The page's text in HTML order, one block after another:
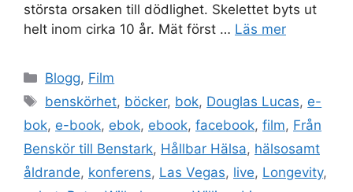
största orsaken till dödlighet. Skelettet byts ut
helt inom cirka 10 år. Mät först … Läs mer
Kategorier
Blogg, Film
Etiketter
benskörhet, böcker, bok, Douglas Lucas, e-
bok, e-book, ebok, ebook, facebook, film, Från
Benskör till Benstark, Hållbar Hälsa, hälsosamt
åldrande, konferens, Las Vegas, live, Longevity,